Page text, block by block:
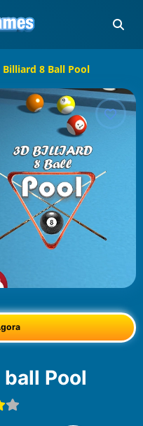
Billiard 8 Ball Pool
ball Pool